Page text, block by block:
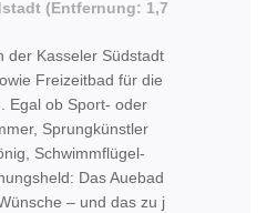
(Entfernung: 1,7
der Kasseler Südstadt
Freizeitbad für die
Egal ob Sport- oder
Sprungkünstler
Schwimmflügel-
Das Auebad
– und das zu j